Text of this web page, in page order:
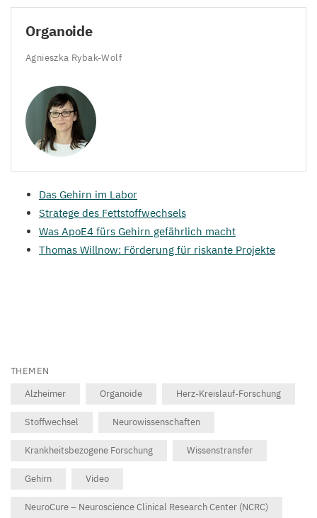
Organoide
Agnieszka Rybak-Wolf
Das Gehirn im Labor
Stratege des Fettstoffwechsels
Was ApoE4 fürs Gehirn gefährlich macht
Thomas Willnow: Förderung für riskante Projekte
THEMEN
Alzheimer
Organoide Herz-Kreislauf-Forschung
Stoffwechsel Neurowissenschaften
Krankheitsbezogene Forschung Wissenstransfer
Gehirn Video
NeuroCure – Neuroscience Clinical Research Center (NCRC)